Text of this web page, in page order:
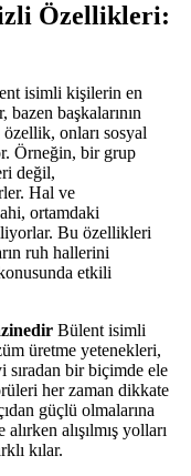
Özellikleri:
isimli kişilerin en
başkalarının
onları sosyal
Örneğin, bir grup
değil,
Hal ve
ortamdaki
Bu özellikleri
ruh hallerini
etkili
Bülent isimli
üretme yetenekleri,
sıradan bir biçimde ele
her zaman dikkate
güçlü olmalarına
alışılmış yolları
kılar.